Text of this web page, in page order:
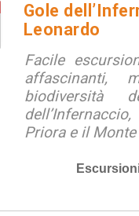
Gole
Leonardo
Facile
affascinanti,
biodiversità
Priora e il